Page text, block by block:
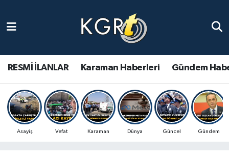
RESMİ İLANLAR Karaman Haberleri Gündem
Asayiş Vefat Karaman Dünya Güncel Gündem
Gündem Haberleri
Güncel Haberler
Spor Haberleri